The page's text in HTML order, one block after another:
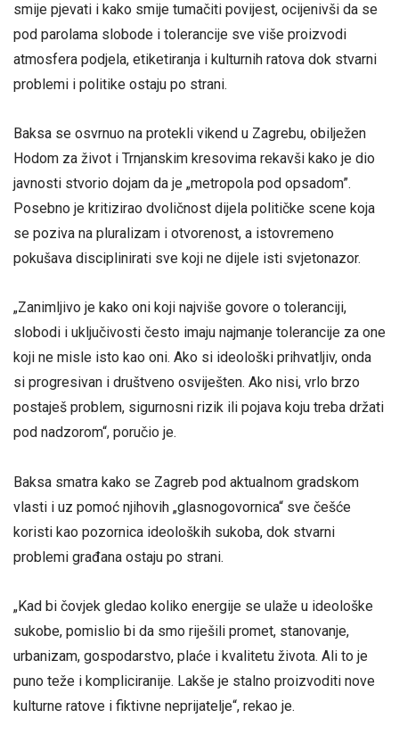
smije pjevati i kako smije tumačiti povijest, ocijenivši da se
pod parolama slobode i tolerancije sve više proizvodi
atmosfera podjela, etiketiranja i kulturnih ratova dok stvarni
problemi i politike ostaju po strani.
Baksa se osvrnuo na protekli vikend u Zagrebu, obilježen
Hodom za život i Trnjanskim kresovima rekavši kako je dio
javnosti stvorio dojam da je „metropola pod opsadom”.
Posebno je kritizirao dvoličnost dijela političke scene koja
se poziva na pluralizam i otvorenost, a istovremeno
pokušava disciplinirati sve koji ne dijele isti svjetonazor.
„Zanimljivo je kako oni koji najviše govore o toleranciji,
slobodi i uključivosti često imaju najmanje tolerancije za one
koji ne misle isto kao oni. Ako si ideološki prihvatljiv, onda
si progresivan i društveno osviješten. Ako nisi, vrlo brzo
postaješ problem, sigurnosni rizik ili pojava koju treba držati
pod nadzorom“, poručio je.
Baksa smatra kako se Zagreb pod aktualnom gradskom
vlasti i uz pomoć njihovih „glasnogovornica“ sve češće
koristi kao pozornica ideoloških sukoba, dok stvarni
problemi građana ostaju po strani.
„Kad bi čovjek gledao koliko energije se ulaže u ideološke
sukobe, pomislio bi da smo riješili promet, stanovanje,
urbanizam, gospodarstvo, plaće i kvalitetu života. Ali to je
puno teže i kompliciranije. Lakše je stalno proizvoditi nove
kulturne ratove i fiktivne neprijatelje“, rekao je.